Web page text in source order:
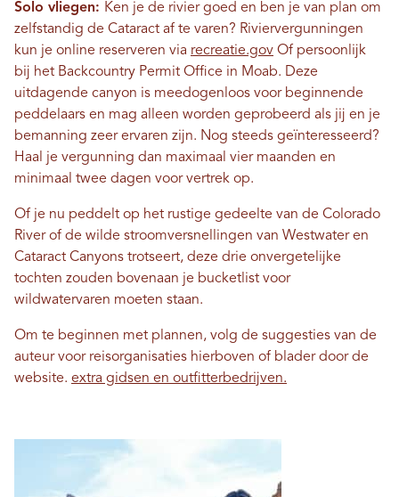
Solo vliegen: Ken je de rivier goed en ben je van plan om
zelfstandig de Cataract af te varen? Riviervergunningen
kun je online reserveren via recreatie.gov Of persoonlijk
bij het Backcountry Permit Office in Moab. Deze
uitdagende canyon is meedogenloos voor beginnende
peddelaars en mag alleen worden geprobeerd als jij en je
bemanning zeer ervaren zijn. Nog steeds geïnteresseerd?
Haal je vergunning dan maximaal vier maanden en
minimaal twee dagen voor vertrek op.
Of je nu peddelt op het rustige gedeelte van de Colorado
River of de wilde stroomversnellingen van Westwater en
Cataract Canyons trotseert, deze drie onvergetelijke
tochten zouden bovenaan je bucketlist voor
wildwatervaren moeten staan.
Om te beginnen met plannen, volg de suggesties van de
auteur voor reisorganisaties hierboven of blader door de
website. extra gidsen en outfitterbedrijven.